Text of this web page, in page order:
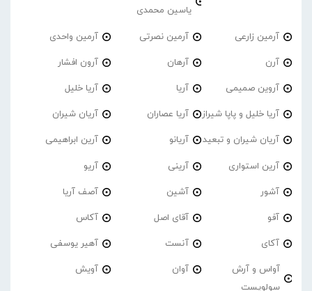
یاسین محمدی
آرمین زارعی آرمین نصرتی آرمین واحدی
آرن آرهان آرون افشار
آروین صمیمی آریا آریا خلیل
آریا خلیل و پاپا شیراز آریا عصاران آریان شیران
آریان شیران و تبعید آریانو آرین ابراهیمی
آرین استواری آرینی آریو
آشور آشین آصف آریا
آفو آقای اصل آکاس
آکای آنست آهیر یوسفی
آواس و آرش
سولویست
آوان آویش